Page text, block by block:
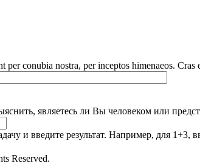
per conubia nostra, per inceptos himenaeos. Cras
являетесь ли Вы человеком или
и введите результат. Например, для 1+3,
Reserved.